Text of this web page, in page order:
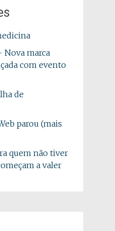
Nova marca
com evento
de
parou (mais
quem não tiver
a valer